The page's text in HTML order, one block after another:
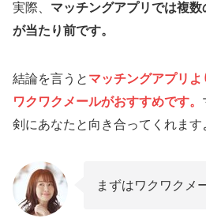
実際、 マッチングアプリでは複
が当たり前です。
結論を言うと マッチングアプリ
ワクワクメールがおすすめです。
剣にあなたと向き合ってくれます
まずはワクワクメ